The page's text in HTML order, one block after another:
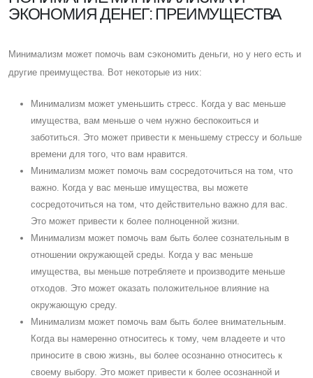
ЭКОНОМИЯ ДЕНЕГ: ПРЕИМУЩЕСТВА
Минимализм может помочь вам сэкономить деньги, но у него есть и
другие преимущества. Вот некоторые из них:
Минимализм может уменьшить стресс. Когда у вас меньше
имущества, вам меньше о чем нужно беспокоиться и
заботиться. Это может привести к меньшему стрессу и больше
времени для того, что вам нравится.
Минимализм может помочь вам сосредоточиться на том, что
важно. Когда у вас меньше имущества, вы можете
сосредоточиться на том, что действительно важно для вас.
Это может привести к более полноценной жизни.
Минимализм может помочь вам быть более сознательным в
отношении окружающей среды. Когда у вас меньше
имущества, вы меньше потребляете и производите меньше
отходов. Это может оказать положительное влияние на
окружающую среду.
Минимализм может помочь вам быть более внимательным.
Когда вы намеренно относитесь к тому, чем владеете и что
приносите в свою жизнь, вы более осознанно относитесь к
своему выбору. Это может привести к более осознанной и